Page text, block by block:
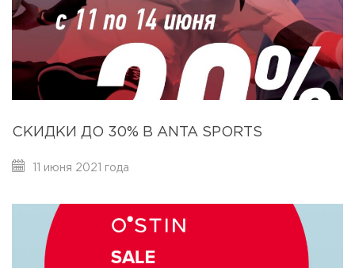
СКИДКИ ДО 30% В ANTA SPORTS
11 июня 2021 года